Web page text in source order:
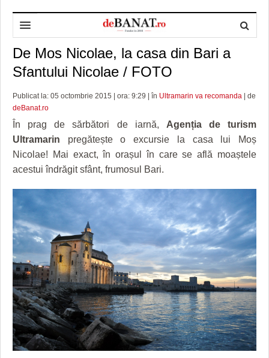
HOME
DESPRE NOI
REDACȚIA DEBANAT
POLITICA DE COOKIES
POLITICA DE CONFIDENȚIALITATE
ADMINISTRAȚIE
PRIMĂRIA TIMIŞOARA
CONSILIUL JUDEŢEAN TIMIŞ
PREFECTURA TIMIŞ
POLITICĂ
POLITICA
SPORT
FOTBAL JUDETEAN
ALTE SPORTURI
DOSARELE DEBANAT
ETICA LUCIDITĂȚII ASISTATE
JURNAL DE CAMPANIE
ZÂMBETE AMARE
GRĂDINA TAICII DOMNULUI
ZIARISTU’ DE TERASĂ
CU OIŞTEA-N KIERKEGAARD
FINANŢĂRI DE LA A LA Z
TIMP LIBER ȘI CULTURĂ
ULTRAMARIN VA RECOMANDA
CULTURA
CRONICĂ DE FILM
UNDE MERGEM
FILME DOCUMENTARE
CLIPURI VIDEO
ECONOMIC
SĂNĂTATE
MAI MULTE
ACCIDENTE
ANUNŢURI
INFO SI UTILE
CULTURA
De Mos Nicolae, la casa din Bari a
Sfantului Nicolae / FOTO
Publicat la: 05 octombrie 2015 | ora: 9:29 | în Ultramarin va recomanda | de
deBanat.ro
În prag de sărbători de iarnă, Agenția de turism
Ultramarin pregătește o excursie la casa lui Moș
Nicolae! Mai exact, în orașul în care se află moaștele
acestui îndrăgit sfânt, frumosul Bari.